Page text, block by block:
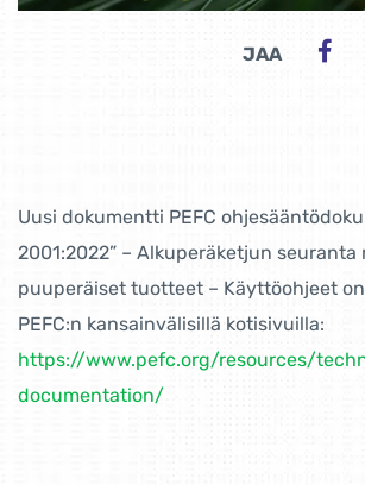
JAA
Uusi dokumentti PEFC
2001:2022” – Alkuperäketjun seuranta
puuperäiset tuotteet – Käyttöohjeet
PEFC:n kansainvälisillä kotisivuilla:
https://www.pefc.org/resources/
documentation/